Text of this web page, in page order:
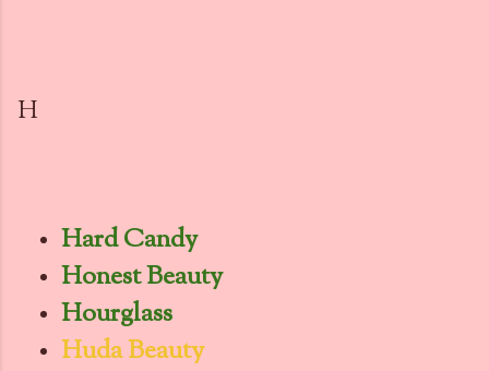
H
Hard Candy
Honest Beauty
Hourglass
Huda Beauty